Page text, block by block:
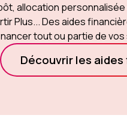
allocation personnalisée
Plus... Des aides
tout ou partie de vos
Découvrir les